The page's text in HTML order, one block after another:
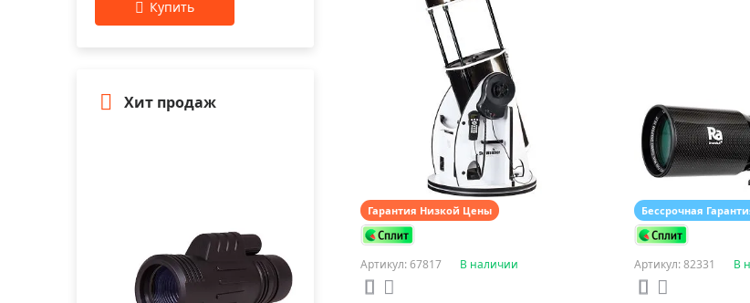
Хит продаж
Гарантия Низкой Цены
Артикул: 67817 В наличии
Бессрочная
Артикул: 82331 В